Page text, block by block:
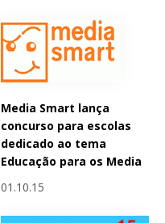
Media Smart lança
concurso para escolas
dedicado ao tema
Educação para os Media
01.10.15